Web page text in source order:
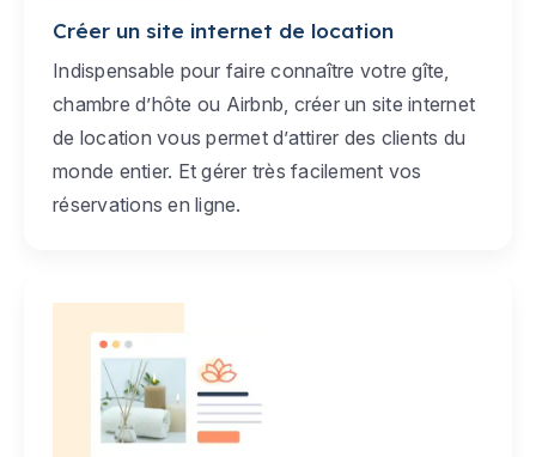
Créer un site internet de location
Indispensable pour faire connaître votre gîte,
chambre d’hôte ou Airbnb, créer un site internet
de location vous permet d’attirer des clients du
monde entier. Et gérer très facilement vos
réservations en ligne.